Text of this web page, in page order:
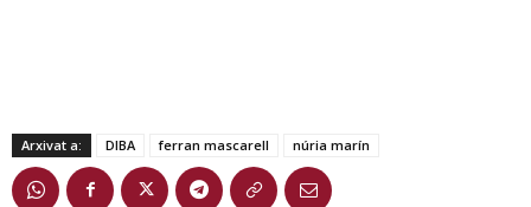
Arxivat a: DIBA ferran mascarell núria marín